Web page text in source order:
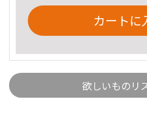
カートに
欲しいものリ